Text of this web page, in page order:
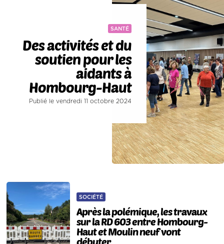
SANTÉ
Des activités et du
soutien pour les
aidants à
Hombourg-Haut
Publié le vendredi 11 octobre 2024
SOCIÉTÉ
Après la polémique, les travaux
sur la RD 603 entre Hombourg-
Haut et Moulin neuf vont